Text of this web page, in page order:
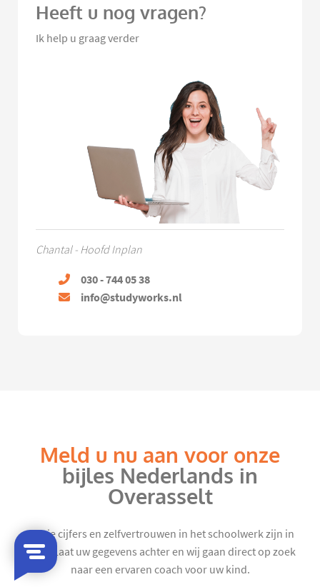
Heeft u nog vragen?
Ik help u graag verder
Chantal - Hoofd Inplan
030 - 744 05 38
info@studyworks.nl
Meld u nu aan voor onze
bijles Nederlands in
Overasselt
Mooie cijfers en zelfvertrouwen in het schoolwerk zijn in
zicht. Laat uw gegevens achter en wij gaan direct op zoek
naar een ervaren coach voor uw kind.